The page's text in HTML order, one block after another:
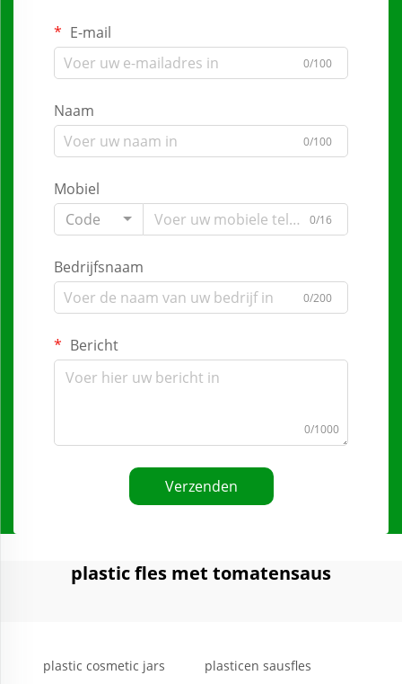
E-mail
0/100
Naam
0/100
Mobiel
Code
0/16
Bedrijfsnaam
0/200
Bericht
0/1000
Verzenden
plastic fles met tomatensaus
plastic cosmetic jars plasticen sausfles